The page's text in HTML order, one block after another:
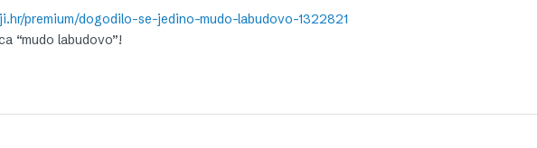
premium/dogodilo-se-jedino-mudo-labudovo-1322821
“mudo labudovo”!